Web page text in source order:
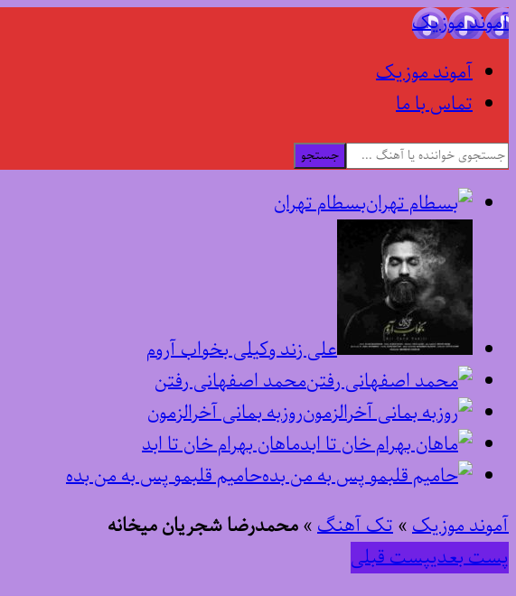
آموند موزیک
آموند موزیک
تماس با ما
جستجو
بسطام تهران
علی زند وکیلی بخواب آروم
محمد اصفهانی رفتن
روزبه بمانی آخرالزمون
ماهان بهرام خان تا ابد
حامیم قلبمو پس به من بده
آموند موزیک»تک آهنگ»محمدرضا شجریان میخانه
پست بعدیپست قبلی